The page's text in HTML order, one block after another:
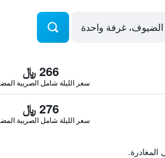
266 ﷼
سعر الليلة شامل الصريبة
276 ﷼
سعر الليلة شامل الصريبة